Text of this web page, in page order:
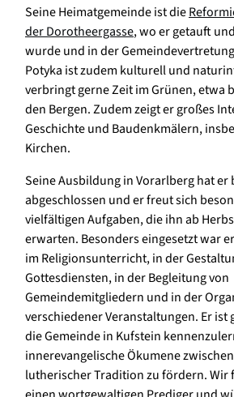
Seine Heimatgemeinde ist die
der Dorotheergasse, wo er getauft
wurde und in der
Potyka ist zudem kulturell und
verbringt gerne Zeit im Grünen, etwa
den Bergen. Zudem zeigt er großes
Geschichte und Baudenkmälern,
Kirchen.
Seine Ausbildung in Vorarlberg hat er
abgeschlossen und er freut sich
vielfältigen Aufgaben, die ihn ab
erwarten. Besonders eingesetzt war
im Religionsunterricht, in der
Gottesdiensten, in der Begleitung von
Gemeindemitgliedern und in der
verschiedener Veranstaltungen. Er ist
die Gemeinde in Kufstein
innerevangelische Ökumene
lutherischer Tradition zu fördern. Wir